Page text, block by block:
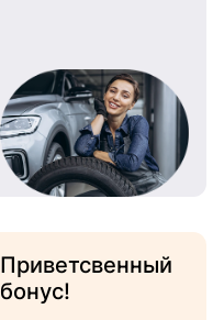
Приветсвенный
бонус!